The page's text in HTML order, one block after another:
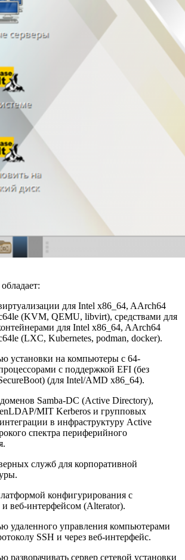
для Intel x86_64, AArch64
(KVM, QEMU, libvirt), средствами для
для Intel x86_64, AArch64
(LXC, Kubernetes, podman, docker).
установки на компьютеры с 64-
с поддержкой EFI (без
(для Intel/AMD x86_64).
Samba-DC (Active Directory),
MIT Kerberos и групповых
в инфраструктуру Active
спектра периферийного
служб для корпоративной
конфигурирования с
веб-интерфейсом (Alterator).
удаленного управления компьютерами
SSH и через веб-интерфейс.
разворачивать сервер сетевой установки